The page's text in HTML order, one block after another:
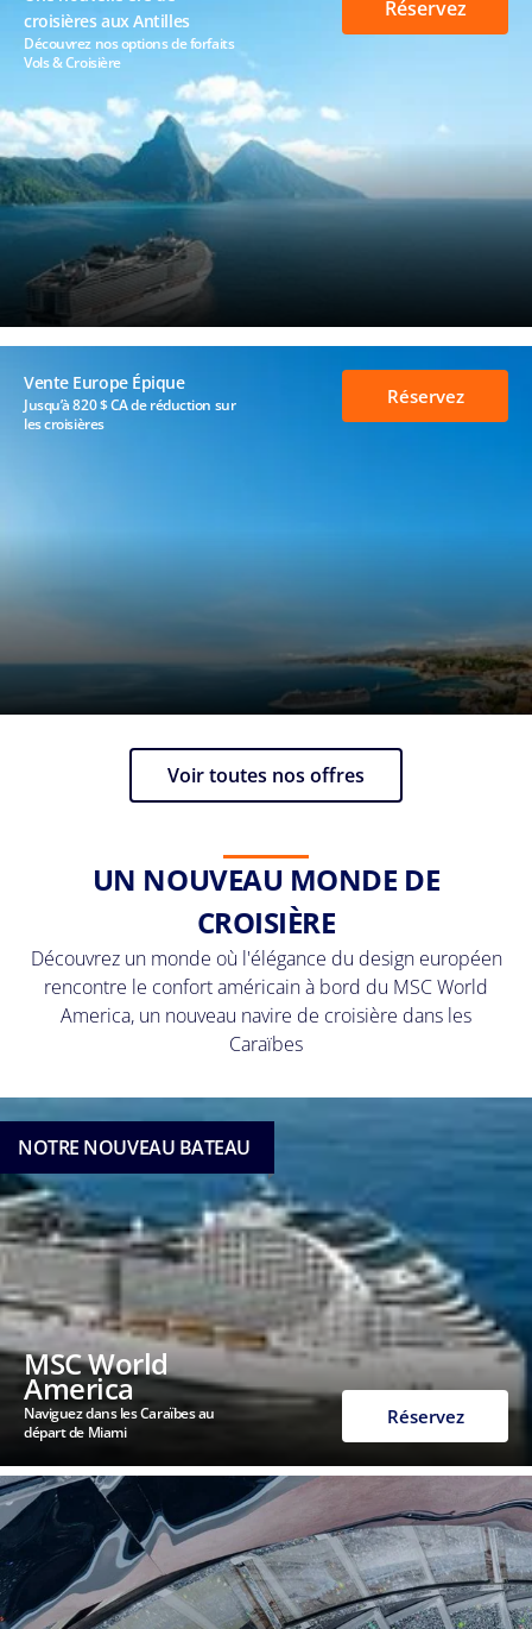
croisières aux Antilles
Découvrez nos options de forfaits
Vols & Croisière
Réservez
Vente Europe Épique
Jusqu’à 820 $ CA de réduction sur
les croisières
Réservez
Voir toutes nos offres
UN NOUVEAU MONDE DE
CROISIÈRE
Découvrez un monde où l'élégance du design européen
rencontre le confort américain à bord du MSC World
America, un nouveau navire de croisière dans les
Caraïbes
NOTRE NOUVEAU BATEAU
MSC World
America
Naviguez dans les Caraïbes au
départ de Miami
Réservez